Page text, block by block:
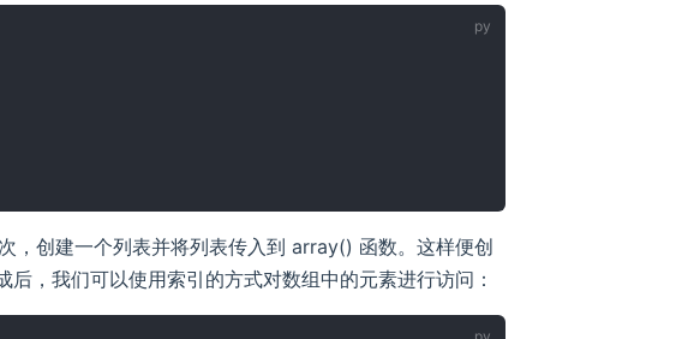
，创建一个列表并将列表传入到 array() 函数。这样便创
，我们可以使用索引的方式对数组中的元素进行访问：